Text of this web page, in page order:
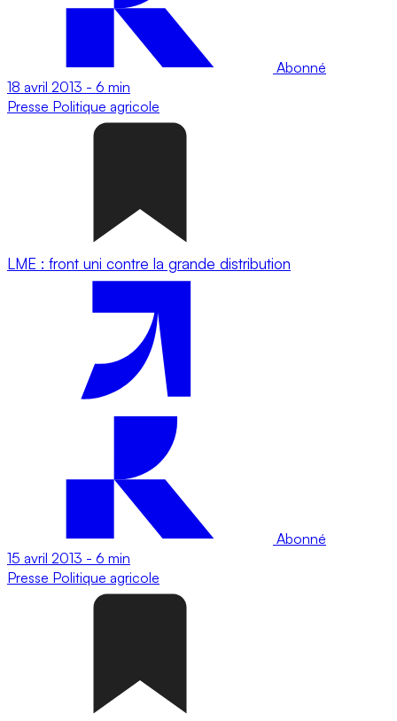
Abonné
18 avril 2013 - 6 min
Presse Politique agricole
LME : front uni contre la grande distribution
Abonné
15 avril 2013 - 6 min
Presse Politique agricole